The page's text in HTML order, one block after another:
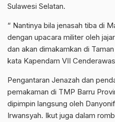
Sulawesi Selatan.
“ Nantinya bila jenasah tiba di
dengan upacara militer oleh
dan akan dimakamkan di
kata Kapendam VII
Pengantaran Jenazah dan
pemakaman di TMP Barru
dipimpin langsung oleh
Irwansyah. Ikut juga dalam